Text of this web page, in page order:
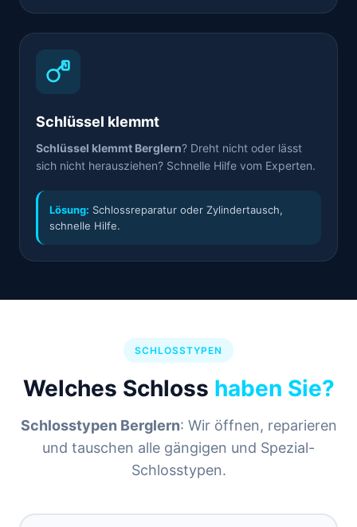
Schlüssel klemmt
Schlüssel klemmt Berglern? Dreht nicht oder lässt
sich nicht herausziehen? Schnelle Hilfe vom Experten.
Lösung: Schlossreparatur oder Zylindertausch,
schnelle Hilfe.
SCHLOSSTYPEN
Welches Schloss haben Sie?
Schlosstypen Berglern: Wir öffnen, reparieren
und tauschen alle gängigen und Spezial-
Schlosstypen.